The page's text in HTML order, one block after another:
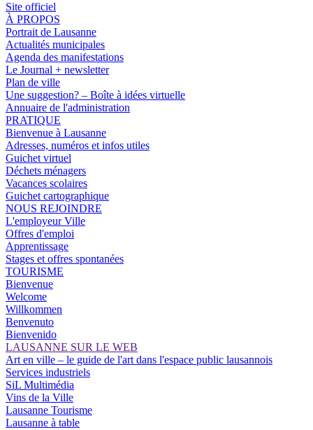
Site officiel
À PROPOS
Portrait de Lausanne
Actualités municipales
Agenda des manifestations
Le Journal + newsletter
Plan de ville
Une suggestion? – Boîte à idées virtuelle
Annuaire de l'administration
PRATIQUE
Bienvenue à Lausanne
Adresses, numéros et infos utiles
Guichet virtuel
Déchets ménagers
Vacances scolaires
Guichet cartographique
NOUS REJOINDRE
L'employeur Ville
Offres d'emploi
Apprentissage
Stages et offres spontanées
TOURISME
Bienvenue
Welcome
Willkommen
Benvenuto
Bienvenido
LAUSANNE SUR LE WEB
Art en ville – le guide de l'art dans l'espace public lausannois
Services industriels
SiL Multimédia
Vins de la Ville
Lausanne Tourisme
Lausanne à table